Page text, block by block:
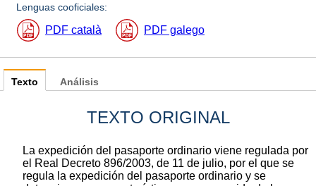
Lenguas cooficiales:
PDF català PDF galego
Texto
TEXTO ORIGINAL
La expedición del pasaporte ordinario viene regulada por
el Real Decreto 896/2003, de 11 de julio, por el que se
regula la expedición del pasaporte ordinario y se
Análisis